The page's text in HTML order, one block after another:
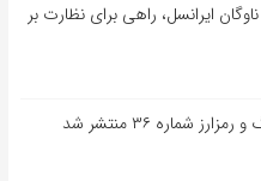
ایرانسل، راهی برای نظارت بر